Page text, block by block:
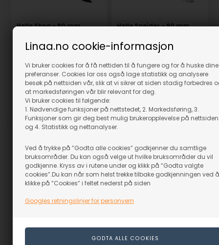
Linaa.no cookie-informasjon
Vi bruker cookies for å få nettiden til å fungere og for å huske dine
preferanser. Cookies lar oss også lage statistikk og analysere
besøk på nettsiden vår, slik at vi sikrer at siden stadig forbedres
at markedsføringen vår blir relevant for deg.
Vi bruker cookies til følgende:
1. Nødvendige funksjoner på nettstedet, 2. Markedsføring, 3.
Funksjoner som gir deg best mulig brukeropplevelse på nettsiden
og 4. Statistikk og nettanalyser.
Ved å trykke på ”Godta alle cookies” godkjenner du samtlige
bruksområder. Du kan også velge ut hvilke bruksområder du vil
godkjenne. Kryss av i rutene under og klikk på ”Godta valgte
cookies”.Du kan når som helst trekke tilbake godkjenningen ved å
klikke på ”Cookies” i feltet nederst på siden
Googles retningslinjer for personvern
Helle Skog - 80 mm.
389,00NOK
(inkl. mva)
Evt. leveringskostnader
Varenr.: 60201
Helle Speider - 90 mm.
329,00NOK
(inkl. mva)
Evt. leveringskostnader
Varenr.: 60208
Helle Temagami - 110 mm
Helle Utvær - 105 mm
På lager